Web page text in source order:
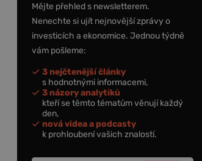
Mějte přehled s newsletterem.
Nenechte si ujít nejnovější zprávy o
investicích a ekonomice. Jednou týdně
vám pošleme:
3 nejčtenější články
s hodnotnými informacemi,
3 názory analytiků
kteří se těmto tématům věnují každý
den,
nová videa a podcasty
k prohloubení vašich znalostí.